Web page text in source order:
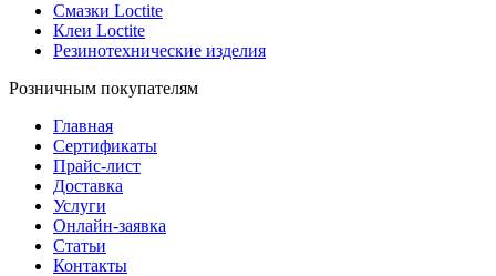
Смазки Loctite
Клеи Loctite
Резинотехнические изделия
Розничным покупателям
Главная
Сертификаты
Прайс-лист
Доставка
Услуги
Онлайн-заявка
Статьи
Контакты